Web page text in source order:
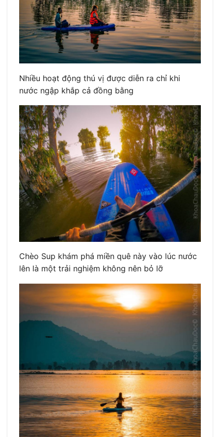
Nhiều hoạt động thú vị được diễn ra chỉ khi
nước ngập khắp cả đồng bằng
Chèo Sup khám phá miền quê này vào lúc nước
lên là một trải nghiệm không nên bỏ lỡ